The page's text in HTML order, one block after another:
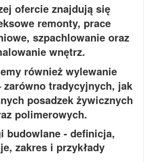
ofercie znajdują się
remonty, prace
szpachlowanie oraz
wnętrz.
również wylewanie
zarówno tradycyjnych, jak
posadzek żywicznych
polimerowych.